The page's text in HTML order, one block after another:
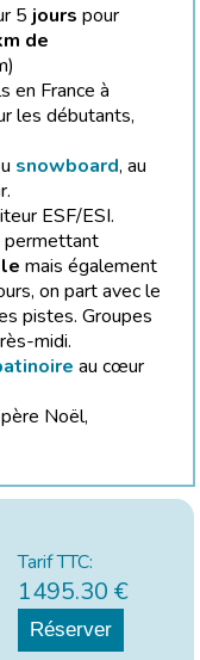
5 jours pour
de
en France à
les débutants,
snowboard, au
ESF/ESI.
permettant
mais également
on part avec le
pistes. Groupes
midi.
au cœur
Noël,
Tarif TTC:
1495.30 €
Réserver